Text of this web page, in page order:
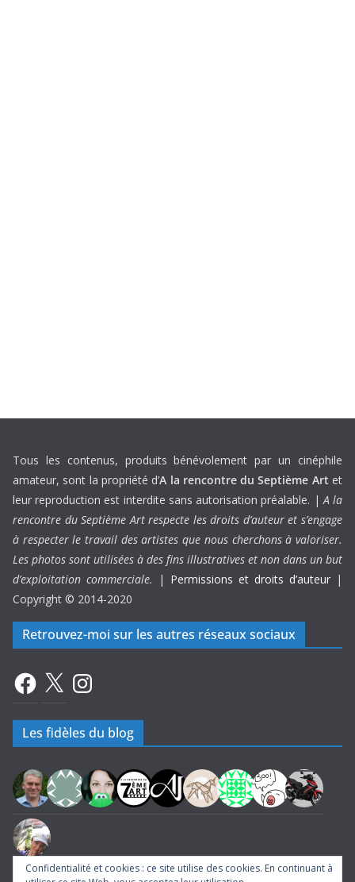
Tous les contenus, produits bénévolement par un cinéphile
amateur, sont la propriété d’A la rencontre du Septième Art et
leur reproduction est interdite sans autorisation préalable. |A la
rencontre du Septième Art respecte les droits d’auteur et s’engage
à respecter le travail des artistes que nous cherchons à valoriser.
Les photos sont utilisées à des fins illustratives et non dans un but
d’exploitation commerciale.
| Permissions et droits d’auteur |
Copyright © 2014-2020
Retrouvez-moi sur les autres réseaux sociaux
Facebook
X Instagram
Les fidèles du blog
Confidentialité et cookies : ce site utilise des cookies. En continuant à